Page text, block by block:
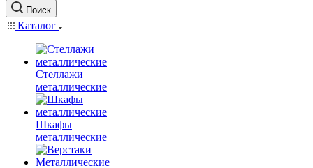
Поиск
Каталог
Стеллажи
металлические
Шкафы
металлические